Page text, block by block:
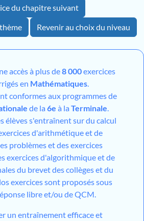
du chapitre suivant
Revenir au choix du niveau
accès à plus de8 000exercices
en Mathématiques.
conformes aux programmes de
de la 6e à la Terminale
élèves s'entraînent sur du calcul
d'arithmétique et de
problèmes et des exercices
exercices d'algorithmique et de
du brevet des collèges et du
exercices sont proposés sous
libre et/ou de QCM.
un entraînement efficace et